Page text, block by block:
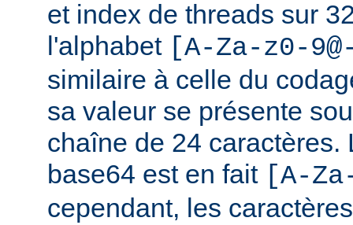
et index de threads sur
l'alphabet [A-Za-z0-
similaire à celle du
sa valeur se présente
chaîne de 24 caractères.
base64 est en fait [A-
cependant, les